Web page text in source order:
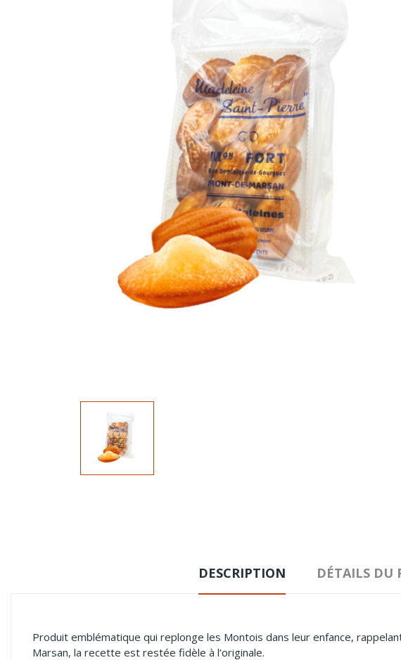
DESCRIPTION DÉTAILS DU
Produit emblématique qui replonge les Montois dans leur enfance,
Marsan, la recette est restée fidèle à l’originale.